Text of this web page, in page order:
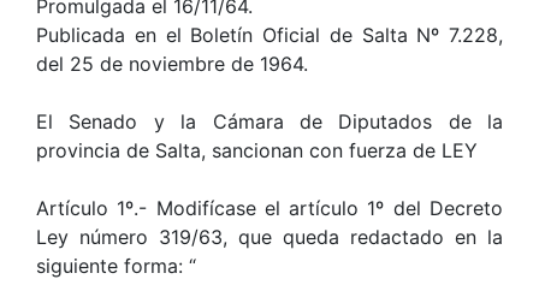
Promulgada el 16/11/64.
Publicada en el Boletín Oficial de Salta Nº 7.228,
del 25 de noviembre de 1964.
El Senado y la Cámara de Diputados de la
provincia de Salta, sancionan con fuerza de LEY
Artículo 1º.- Modifícase el artículo 1º del Decreto
Ley número 319/63, que queda redactado en la
siguiente forma: “